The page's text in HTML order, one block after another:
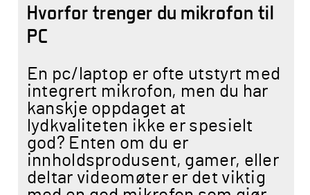
Hvorfor trenger du mikrofon til
PC
En pc/laptop er ofte utstyrt med
integrert mikrofon, men du har
kanskje oppdaget at
lydkvaliteten ikke er spesielt
god? Enten om du er
innholdsprodusent, gamer, eller
deltar videomøter er det viktig